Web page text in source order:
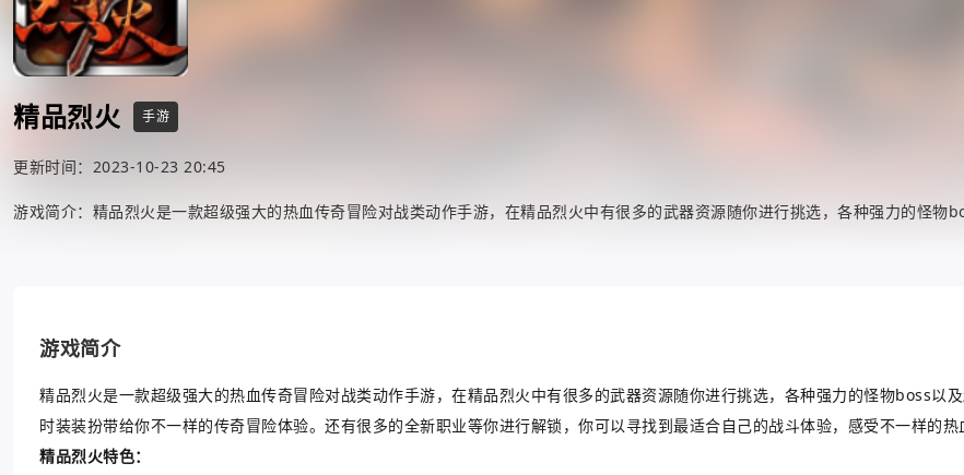
精品烈火 手游
更新时间：2023-10-23 20:45
游戏简介：精品烈火是一款超级强大的热血传奇冒险对战类动作手游，在精品烈火中有很多的武器资源随你进行挑选，各种强力的怪
游戏简介
精品烈火是一款超级强大的热血传奇冒险对战类动作手游，在精品烈火中有很多的武器资源随你进行挑选，各种强力的怪物boss以
时装装扮带给你不一样的传奇冒险体验。还有很多的全新职业等你进行解锁，你可以寻找到最适合自己的战斗体验，感受不一样的热
精品烈火特色：